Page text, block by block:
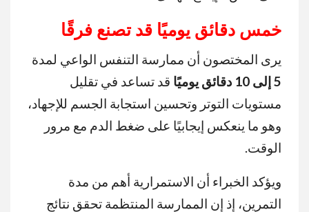
خمس دقائق يوميًا قد تصنع فرقًا
يرى المختصون أن ممارسة التنفس الواعي لمدة
5إلى 10 دقائق يوميًا
قد تساعد في تقليل
مستويات التوتر وتحسين استجابة الجسم للإجهاد،
وهو ما ينعكس إيجابيًا على ضغط الدم مع مرور
الوقت.
ويؤكد الخبراء أن الاستمرارية أهم من مدة
التمرين، إذ إن الممارسة المنتظمة تحقق نتائج